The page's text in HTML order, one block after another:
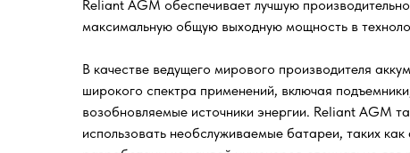
Reliant AGM обеспечивает лучшую
максимальную общую выходную мощность в
В качестве ведущего мирового производителя
широкого спектра применений, включая
возобновляемые источники энергии. Reliant AGM
использовать необслуживаемые батареи, таких